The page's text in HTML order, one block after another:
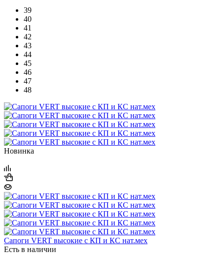
39
40
41
42
43
44
45
46
47
48
Новинка
Сапоги VERT высокие с КП и КС нат.мех
Есть в наличии